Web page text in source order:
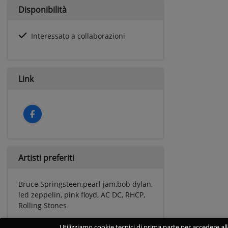
Disponibilità
Interessato a collaborazioni
Link
Artisti preferiti
Bruce Springsteen,pearl jam,bob dylan,
led zeppelin, pink floyd, AC DC, RHCP,
Rolling Stones